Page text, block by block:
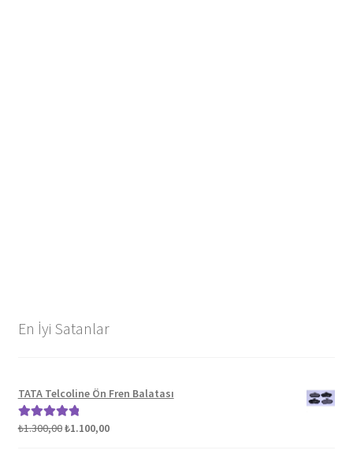
En İyi Satanlar
TATA Telcoline Ön Fren Balatası
5 üzerinden
₺1.300,00Orijinal
₺1.100,00Şu